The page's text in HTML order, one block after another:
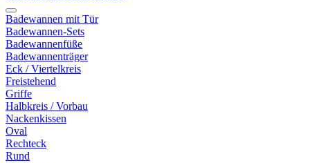
Badewannen mit Tür
Badewannen-Sets
Badewannenfüße
Badewannenträger
Eck / Viertelkreis
Freistehend
Griffe
Halbkreis / Vorbau
Nackenkissen
Oval
Rechteck
Rund